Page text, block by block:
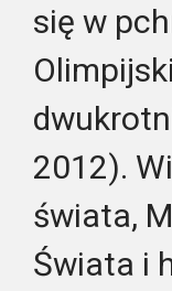
się w
2012).
świata,
Świata i